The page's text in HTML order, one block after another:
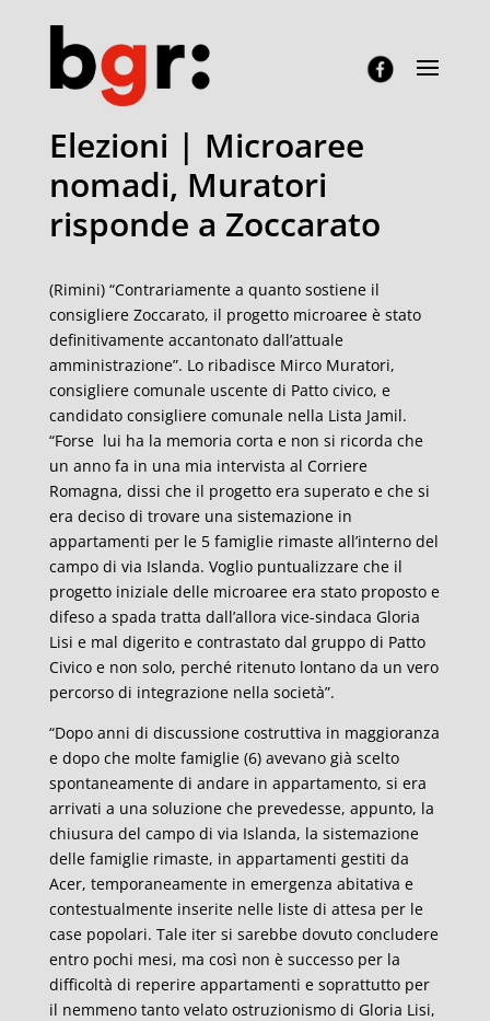
Elezioni | Microaree
nomadi, Muratori
risponde a Zoccarato
(Rimini) “Contrariamente a quanto sostiene il
consigliere Zoccarato, il progetto microaree è stato
definitivamente accantonato dall’attuale
amministrazione”. Lo ribadisce Mirco Muratori,
consigliere comunale uscente di Patto civico, e
candidato consigliere comunale nella Lista Jamil.
“Forse lui ha la memoria corta e non si ricorda che
un anno fa in una mia intervista al Corriere
Romagna, dissi che il progetto era superato e che si
era deciso di trovare una sistemazione in
appartamenti per le 5 famiglie rimaste all’interno del
campo di via Islanda. Voglio puntualizzare che il
progetto iniziale delle microaree era stato proposto e
difeso a spada tratta dall’allora vice-sindaca Gloria
Lisi e mal digerito e contrastato dal gruppo di Patto
Civico e non solo, perché ritenuto lontano da un vero
percorso di integrazione nella società”.
“Dopo anni di discussione costruttiva in maggioranza
e dopo che molte famiglie (6) avevano già scelto
spontaneamente di andare in appartamento, si era
arrivati a una soluzione che prevedesse, appunto, la
chiusura del campo di via Islanda, la sistemazione
delle famiglie rimaste, in appartamenti gestiti da
Acer, temporaneamente in emergenza abitativa e
contestualmente inserite nelle liste di attesa per le
case popolari. Tale iter si sarebbe dovuto concludere
entro pochi mesi, ma così non è successo per la
difficoltà di reperire appartamenti e soprattutto per
il nemmeno tanto velato ostruzionismo di Gloria Lisi,